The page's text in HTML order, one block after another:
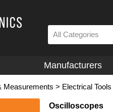
All Categories
Manufacturers
Measurements > Electrical Tools
Oscilloscopes